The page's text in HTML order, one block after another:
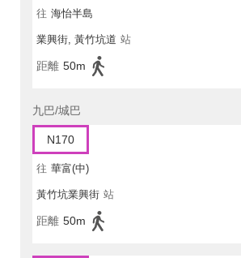
往 海怡半島
業興街, 黃竹坑道 站
距離 50m
九巴/城巴
N170
往 華富(中)
黃竹坑業興街 站
距離 50m